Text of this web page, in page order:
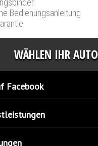
Bedienungsanleitung
WÄHLEN IHR AUTO
Facebook